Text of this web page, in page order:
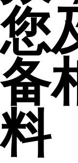
您
备
料